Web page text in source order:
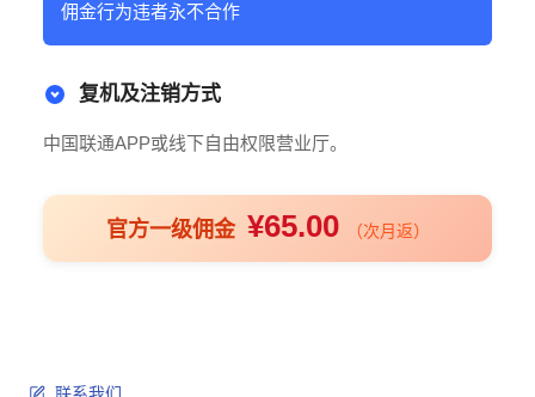
佣金行为违者永不合作
复机及注销方式
中国联通APP或线下自由权限营业厅。
官方一级佣金 ¥65.00 （次月返）